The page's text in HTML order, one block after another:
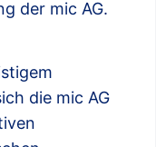
der mic AG.
die mic AG